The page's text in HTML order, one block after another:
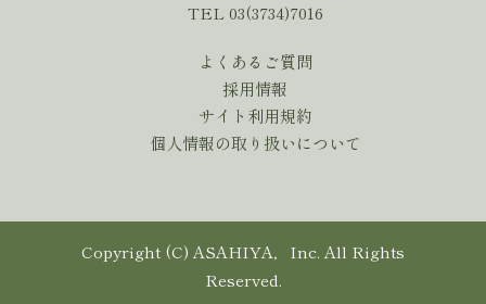
TEL 03(3734)7016
よくあるご質問
採用情報
サイト利用規約
個人情報の取り扱いについて
Copyright (C) ASAHIYA，Inc. All Rights
Reserved.